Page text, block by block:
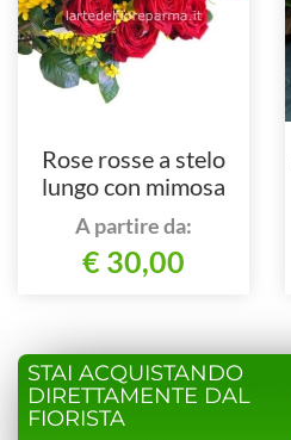
Rose rosse a stelo
lungo con mimosa
A partire da:
€ 30,00
STAI ACQUISTANDO
DIRETTAMENTE DAL
FIORISTA